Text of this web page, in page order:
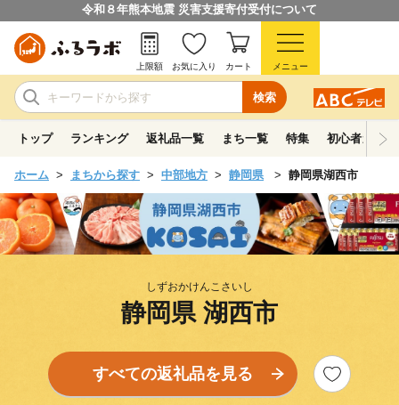
令和８年熊本地震 災害支援寄付受付について
検索
上限額 お気に入り カート メニュー
トップ ランキング 返礼品一覧 まち一覧 特集 初心者ガイド
ホーム まちから探す 中部地方 静岡県 静岡県湖西市
しずおかけんこさいし
静岡県 湖西市
すべての返礼品を見る